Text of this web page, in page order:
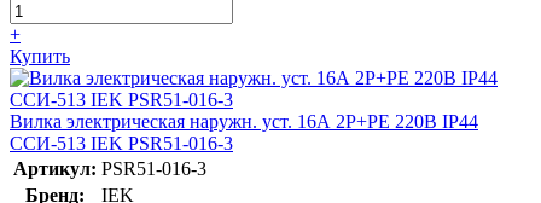
+
Купить
Вилка электрическая наружн. уст. 16А 2P+PE 220В IP44
ССИ-513 IEK PSR51-016-3
Артикул: PSR51-016-3
Бренд:
IEK